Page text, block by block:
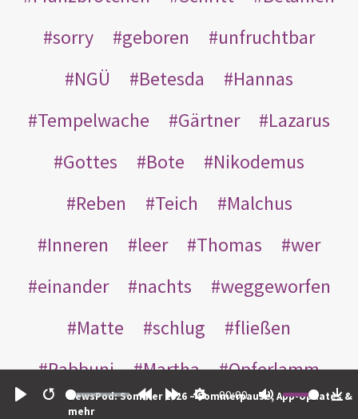
Restart
00:00
NewsPod: Sommer 2026 – Sommerpause, App-Updates &
mehr
sorry
geboren
unfruchtbar
NGÜ
Betesda
Hannas
Tempelwache
Gärtner
Lazarus
Gottes
Bote
Nikodemus
Reben
Teich
Malchus
Inneren
leer Thomas
wer
einander
nachts
weggeworfen
Matte
schlug
fließen
Rabbuni
Martha
Opferlamm
gewaschen
jüdischen